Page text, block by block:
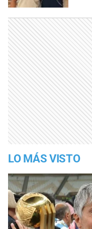
LO MÁS VISTO